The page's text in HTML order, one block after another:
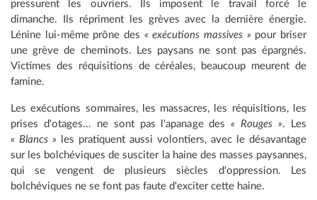
pressurent les ouvriers. Ils imposent le travail forcé le
dimanche. Ils répriment les grèves avec la dernière énergie.
Lénine lui-même prône des « exécutions massives » pour briser
une grève de cheminots. Les paysans ne sont pas épargnés.
Victimes des réquisitions de céréales, beaucoup meurent de
famine.
Les exécutions sommaires, les massacres, les réquisitions, les
prises d'otages... ne sont pas l'apanage des« Rouges ». Les
« Blancs » les pratiquent aussi volontiers, avec le désavantage
sur les bolchéviques de susciter la haine des masses paysannes,
qui se vengent de plusieurs siècles d'oppression. Les
bolchéviques ne se font pas faute d'exciter cette haine.